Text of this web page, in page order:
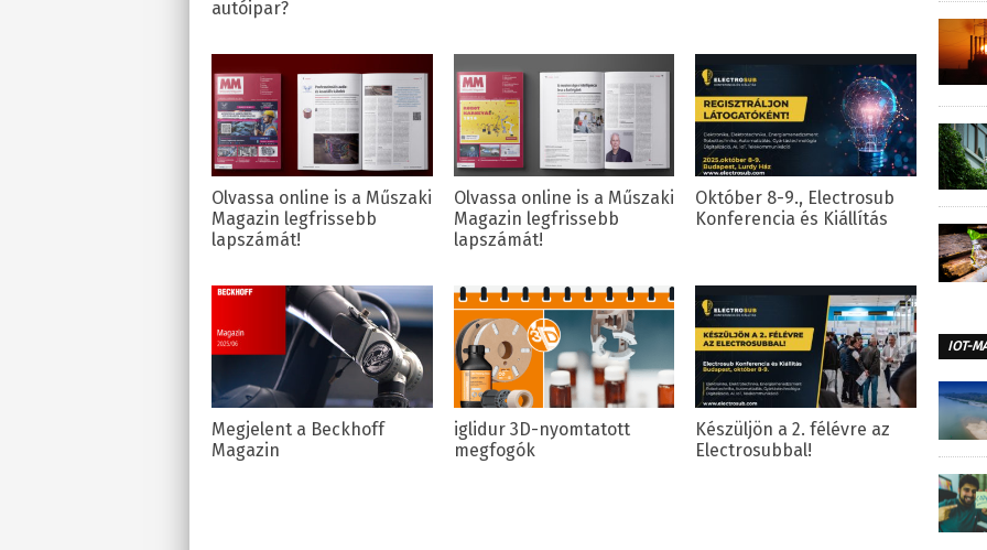
autóipar?
Olvassa online is a Műszaki
Magazin legfrissebb
lapszámát!
Olvassa online is a Műszaki
Magazin legfrissebb
lapszámát!
Október 8-9., Electrosub
Konferencia és Kiállítás
Megjelent a Beckhoff
Magazin
iglidur 3D-nyomtatott
megfogók
Készüljön a 2. félévre az
Electrosubbal!
IOT-